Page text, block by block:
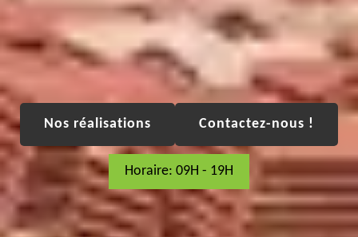
Nos réalisations Contactez-nous !
Horaire: 09H - 19H